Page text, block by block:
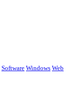
Software Windows Web